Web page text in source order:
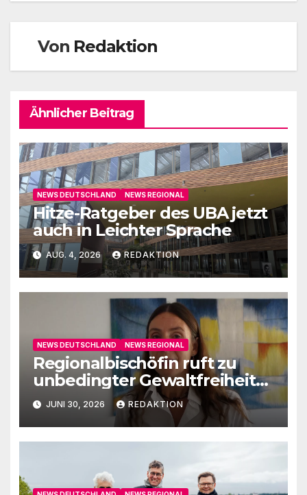
Von Redaktion
Ähnlicher Beitrag
NEWS DEUTSCHLAND NEWS REGIONAL
Hitze-Ratgeber des UBA jetzt
auch in Leichter Sprache
AUG. 4, 2026 REDAKTION
NEWS DEUTSCHLAND NEWS REGIONAL
Regionalbischöfin ruft zu
unbedingter Gewaltfreiheit
aufJUNI 30, 2026 REDAKTION